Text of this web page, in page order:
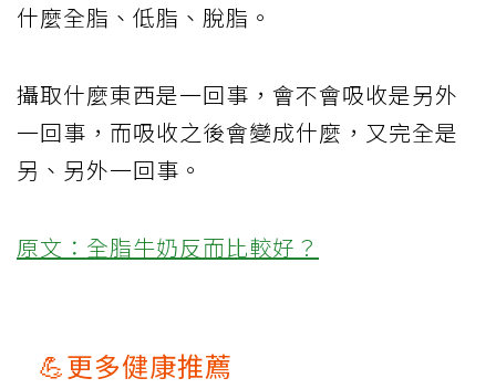
什麼全脂、低脂、脫脂。
攝取什麼東西是一回事，會不會吸收是另外
一回事，而吸收之後會變成什麼，又完全是
另、另外一回事。
原文：全脂牛奶反而比較好？
💪更多健康推薦